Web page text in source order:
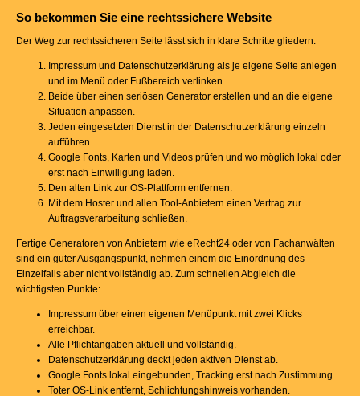
So bekommen Sie eine rechtssichere Website
Der Weg zur rechtssicheren Seite lässt sich in klare Schritte gliedern:
Impressum und Datenschutzerklärung als je eigene Seite anlegen
und im Menü oder Fußbereich verlinken.
Beide über einen seriösen Generator erstellen und an die eigene
Situation anpassen.
Jeden eingesetzten Dienst in der Datenschutzerklärung einzeln
aufführen.
Google Fonts, Karten und Videos prüfen und wo möglich lokal oder
erst nach Einwilligung laden.
Den alten Link zur OS-Plattform entfernen.
Mit dem Hoster und allen Tool-Anbietern einen Vertrag zur
Auftragsverarbeitung schließen.
Fertige Generatoren von Anbietern wie eRecht24 oder von Fachanwälten
sind ein guter Ausgangspunkt, nehmen einem die Einordnung des
Einzelfalls aber nicht vollständig ab. Zum schnellen Abgleich die
wichtigsten Punkte:
Impressum über einen eigenen Menüpunkt mit zwei Klicks
erreichbar.
Alle Pflichtangaben aktuell und vollständig.
Datenschutzerklärung deckt jeden aktiven Dienst ab.
Google Fonts lokal eingebunden, Tracking erst nach Zustimmung.
Toter OS-Link entfernt, Schlichtungshinweis vorhanden.